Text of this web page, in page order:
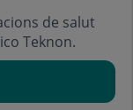
de salut
Teknon.